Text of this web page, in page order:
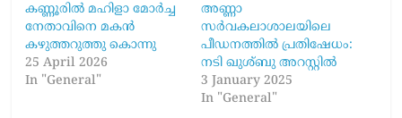
കണ്ണൂരിൽ മഹിളാ മോർച്ച
നേതാവിനെ മകൻ
കഴുത്തറുത്തു കൊന്നു
25 April 2026
In "General"
അണ്ണാ
സർവകലാശാലയിലെ
പീഡനത്തിൽ പ്രതിഷേധം:
നടി ഖുശ്‌ബു അറസ്റ്റിൽ
3 January 2025
In "General"